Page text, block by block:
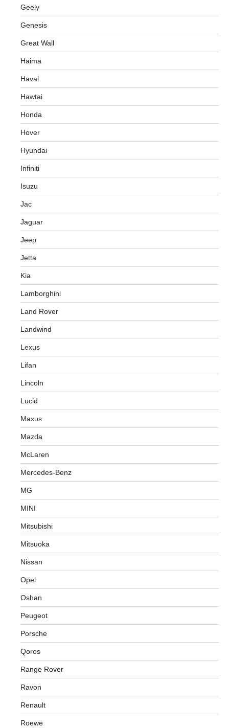
Geely
Genesis
Great Wall
Haima
Haval
Hawtai
Honda
Hover
Hyundai
Infiniti
Isuzu
Jac
Jaguar
Jeep
Jetta
Kia
Lamborghini
Land Rover
Landwind
Lexus
Lifan
Lincoln
Lucid
Maxus
Mazda
McLaren
Mercedes-Benz
MG
MINI
Mitsubishi
Mitsuoka
Nissan
Opel
Oshan
Peugeot
Porsche
Qoros
Range Rover
Ravon
Renault
Roewe